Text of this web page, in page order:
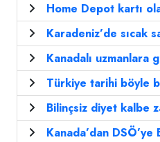
Home Depot kartı
Karadeniz’de sıcak
Kanadalı uzmanlara
Türkiye tarihi böyle
Bilinçsiz diyet kalbe
Kanada’dan DSÖ’ye